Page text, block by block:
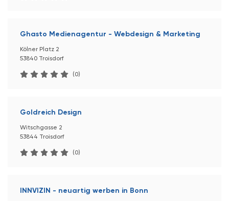
Ghasto Medienagentur - Webdesign & Marketing
Kölner Platz 2
53840 Troisdorf
(0)
Goldreich Design
Witschgasse 2
53844 Troisdorf
(0)
INNVIZIN - neuartig werben in Bonn